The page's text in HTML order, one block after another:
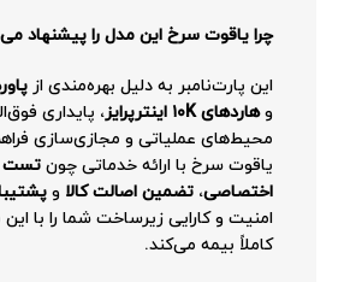
چرا یاقوت سرخ این مدل را پیشنهاد
این پارت‌نامبر به دلیل بهره‌مندی از
وهاردهای ۱۰K اینترپرایز
، پایداری
محیط‌های عملیاتی و مجازی‌سازی
یاقوت سرخ با ارائه خدماتی چون تست
اختصاصی، تضمین اصالت کالا و
امنیت و کارایی زیرساخت شما را با
کاملاً بیمه می‌کند.